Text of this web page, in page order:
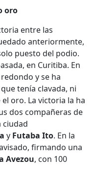
oro
entre las
anteriormente,
puesto del podio.
en Curitiba. En
y se ha
tenía clavada, ni
oro. La victoria la ha
dos compañeras de
ciudad
y Futaba Ito. En la
firmando una
Avezou, con 100